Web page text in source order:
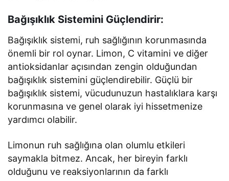
Bağışıklık Sistemini Güçlendirir:
Bağışıklık sistemi, ruh sağlığının korunmasında
önemli bir rol oynar. Limon, C vitamini ve diğer
antioksidanlar açısından zengin olduğundan
bağışıklık sistemini güçlendirebilir. Güçlü bir
bağışıklık sistemi, vücudunuzun hastalıklara karşı
korunmasına ve genel olarak iyi hissetmenize
yardımcı olabilir.
Limonun ruh sağlığına olan olumlu etkileri
saymakla bitmez. Ancak, her bireyin farklı
olduğunu ve reaksiyonlarının da farklı